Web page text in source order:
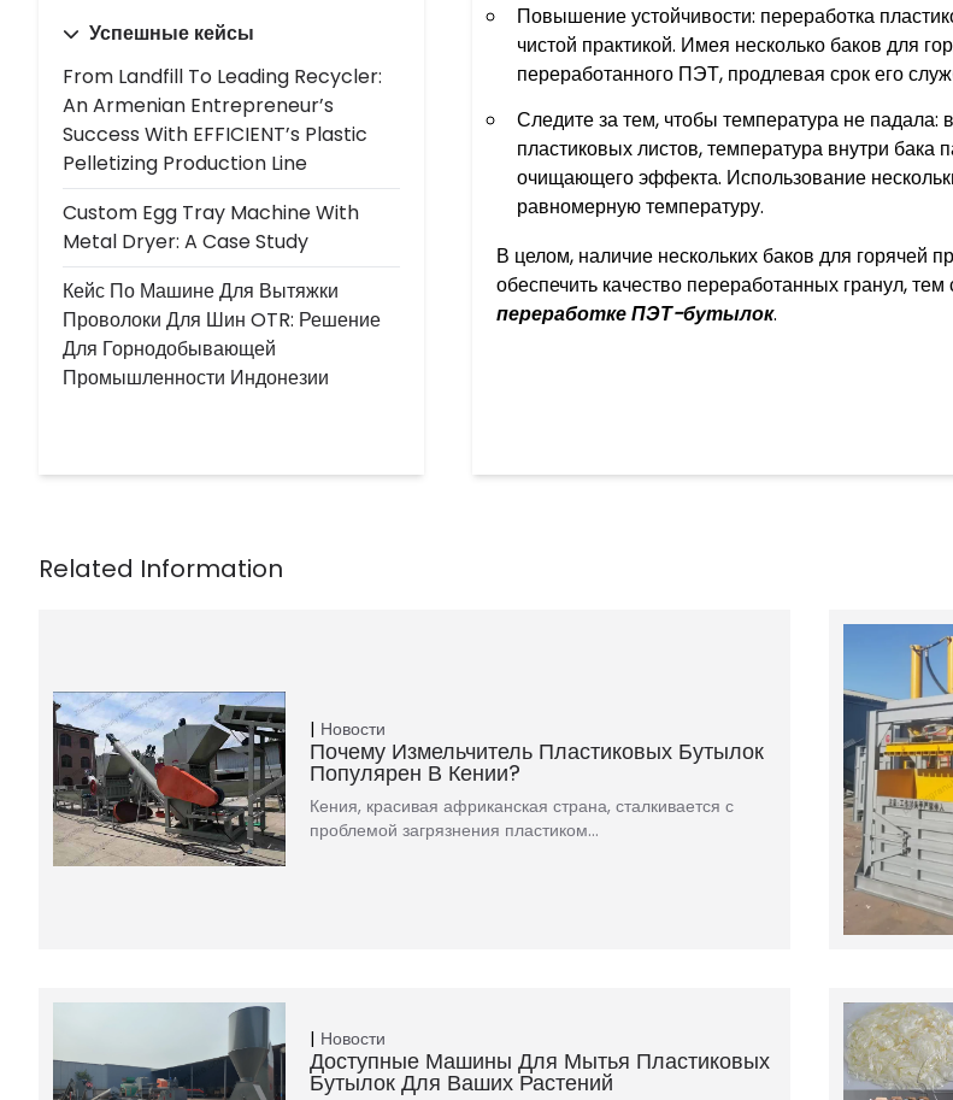
Успешные кейсы
From Landfill To Leading Recycler:
An Armenian Entrepreneur’s
Success With EFFICIENT’s Plastic
Pelletizing Production Line
Custom Egg Tray Machine With
Metal Dryer: A Case Study
Кейс По Машине Для Вытяжки
Проволоки Для Шин OTR: Решение
Для Горнодобывающей
Промышленности Индонезии
Повышение устойчивости: переработка
чистой практикой. Имея несколько баков для
переработанного ПЭТ, продлевая срок его
Следите за тем, чтобы температура не падала:
пластиковых листов, температура внутри бака
очищающего эффекта. Использование
равномерную температуру.
В целом, наличие нескольких баков для горячей
обеспечить качество переработанных гранул,
переработке ПЭТ-бутылок.
Новости
Почему Измельчитель Пластиковых Бутылок
Популярен В Кении?
Кения, красивая африканская страна, сталкивается с
проблемой загрязнения пластиком…
Новости
Доступные Машины Для Мытья Пластиковых
Бутылок Для Ваших Растений